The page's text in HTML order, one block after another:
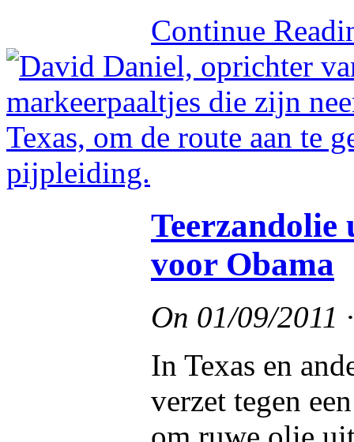
Continue
voor Obama
On 01/09/2011
In Texas en
verzet tegen